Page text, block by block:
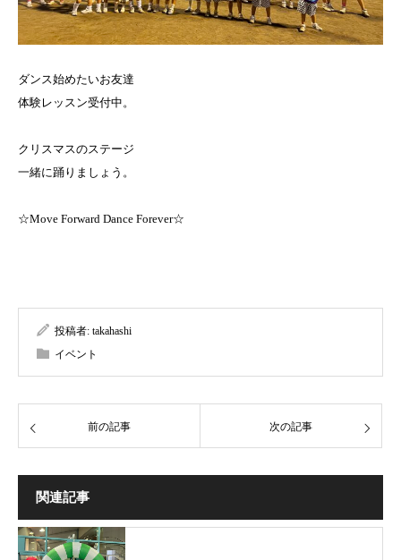
ダンス始めたいお友達
体験レッスン受付中。
クリスマスのステージ
一緒に踊りましょう。
☆Move Forward Dance Forever☆
投稿者: takahashi
イベント
前の記事 次の記事
関連記事